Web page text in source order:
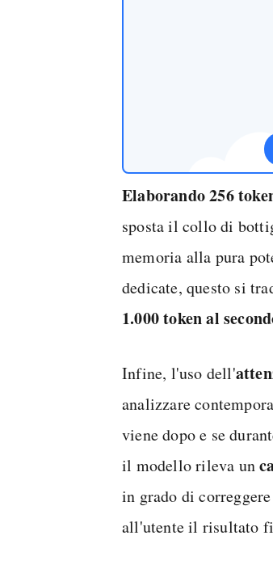
Elaborando 256
sposta il collo di
memoria alla pura
dedicate, questo si
1.000 token al
Infine, l'uso dell'
analizzare
viene dopo e se
il modello rileva un
in grado di
all'utente il risultato